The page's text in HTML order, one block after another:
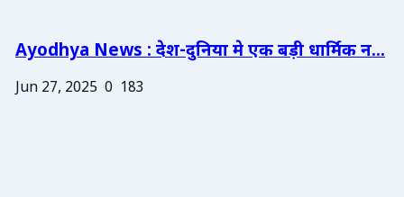
Ayodhya News : देश-दुनिया मे एक बड़ी धार्मिक न...
Jun 27, 2025 0 183